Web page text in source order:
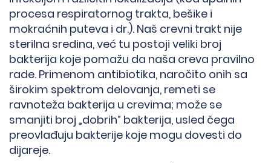
procesa respiratornog trakta, bešike i
mokraćnih puteva i dr.). Naš crevni trakt nije
sterilna sredina, već tu postoji veliki broj
bakterija koje pomažu da naša creva pravilno
rade. Primenom antibiotika, naročito onih sa
širokim spektrom delovanja, remeti se
ravnoteža bakterija u crevima; može se
smanjiti broj „dobrih” bakterija, usled čega
preovlađuju bakterije koje mogu dovesti do
dijareje.